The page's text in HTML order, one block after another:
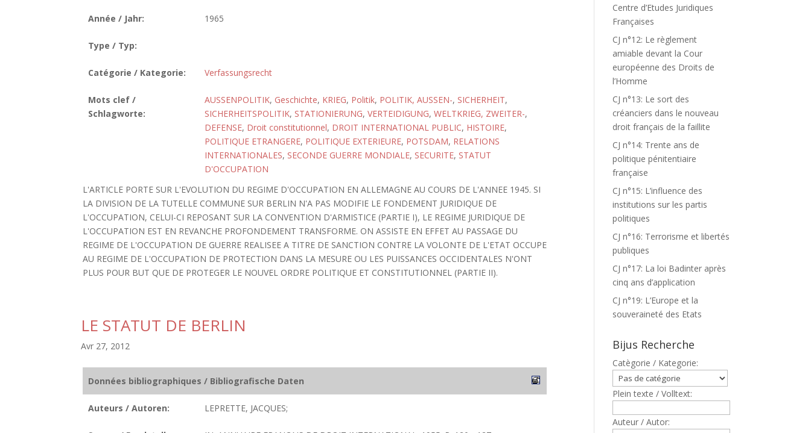
Année / Jahr: 1965
Type / Typ:
Catégorie / Kategorie: Verfassungsrecht
Mots clef /
Schlagworte:
AUSSENPOLITIK, Geschichte, KRIEG, Politik, POLITIK, AUSSEN-, SICHERHEIT,
SICHERHEITSPOLITIK, STATIONIERUNG, VERTEIDIGUNG, WELTKRIEG, ZWEITER-,
DEFENSE, Droit constitutionnel, DROIT INTERNATIONAL PUBLIC, HISTOIRE,
POLITIQUE ETRANGERE, POLITIQUE EXTERIEURE, POTSDAM, RELATIONS
INTERNATIONALES, SECONDE GUERRE MONDIALE, SECURITE, STATUT
D'OCCUPATION
L'ARTICLE PORTE SUR L'EVOLUTION DU REGIME D'OCCUPATION EN ALLEMAGNE AU COURS DE L'ANNEE 1945. SI
LA DIVISION DE LA TUTELLE COMMUNE SUR BERLIN N'A PAS MODIFIE LE FONDEMENT JURIDIQUE DE
L'OCCUPATION, CELUI-CI REPOSANT SUR LA CONVENTION D'ARMISTICE (PARTIE I), LE REGIME JURIDIQUE DE
L'OCCUPATION EST EN REVANCHE PROFONDEMENT TRANSFORME. ON ASSISTE EN EFFET AU PASSAGE DU
REGIME DE L'OCCUPATION DE GUERRE REALISEE A TITRE DE SANCTION CONTRE LA VOLONTE DE L'ETAT OCCUPE
AU REGIME DE L'OCCUPATION DE PROTECTION DANS LA MESURE OU LES PUISSANCES OCCIDENTALES N'ONT
PLUS POUR BUT QUE DE PROTEGER LE NOUVEL ORDRE POLITIQUE ET CONSTITUTIONNEL (PARTIE II).
LE STATUT DE BERLIN
Avr 27, 2012
Données bibliographiques / Bibliografische Daten
Auteurs / Autoren: LEPRETTE, JACQUES;
Centre d’Etudes Juridiques
Françaises
CJ n°12: Le règlement
amiable devant la Cour
européenne des Droits de
l’Homme
CJ n°13: Le sort des
créanciers dans le nouveau
droit français de la faillite
CJ n°14: Trente ans de
politique pénitentiaire
française
CJ n°15: L’influence des
institutions sur les partis
politiques
CJ n°16: Terrorisme et libertés
publiques
CJ n°17: La loi Badinter après
cinq ans d’application
CJ n°19: L’Europe et la
souveraineté des Etats
Bijus Recherche
Catègorie / Kategorie:
Plein texte / Volltext:
Auteur / Autor: